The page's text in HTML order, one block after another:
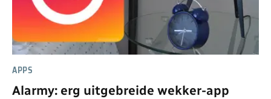
APPS
Alarmy: erg uitgebreide wekker-app